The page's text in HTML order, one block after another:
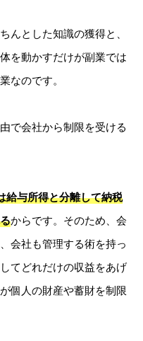
んとした知識の獲得と、
を動かすだけが副業では
なのです。
で会社から制限を受ける
給与所得と分離して納税
からです。そのため、会
会社も管理する術を持っ
てどれだけの収益をあげ
個人の財産や蓄財を制限